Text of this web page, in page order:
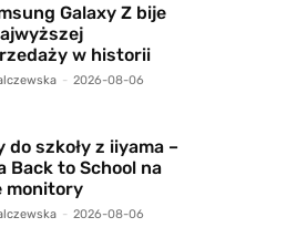
Galaxy Z bije
w historii
- 2026-08-06
do szkoły z iiyama –
Back to School na
monitory
- 2026-08-06